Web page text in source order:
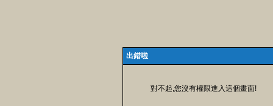
出錯啦
對不起,您沒有權限進入這個畫面!